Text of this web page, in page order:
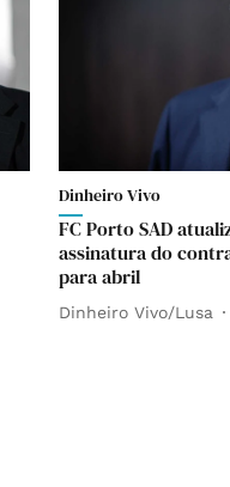
Dinheiro Vivo
FC Porto SAD
assinatura do
para abril
Dinheiro Vivo/Lusa